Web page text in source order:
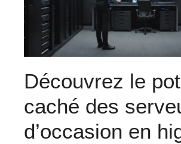
Découvrez le
caché des
d’occasion en